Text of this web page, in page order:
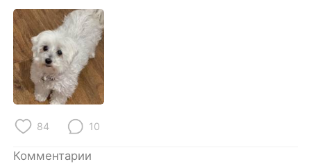
繁體中文
العربية
Deutsch
84 10
Комментарии